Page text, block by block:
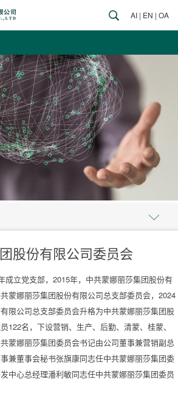
AI | EN | OA
股份有限公司委员会
立党支部，2015年，中共蒙娜丽莎集团股份有
蒙娜丽莎集团股份有限公司总支部委员会，2024
限公司总支部委员会升格为中共蒙娜丽莎集团股
122名，下设营销、生产、后勤、清蒙、桂蒙、
蒙娜丽莎集团委员会书记由公司董事兼营销副总
兼董事会秘书张旗康同志任中共蒙娜丽莎集团委
中心总经理潘利敏同志任中共蒙娜丽莎集团委员